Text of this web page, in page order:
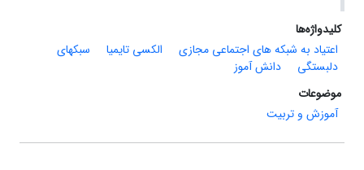
کلیدواژه‌ها
اعتیاد به شبکه‏ های اجتماعی مجازی
الکسی تایمیا
سبک‏های
دلبستگی
دانش ‏آموز
موضوعات
آموزش و تربیت